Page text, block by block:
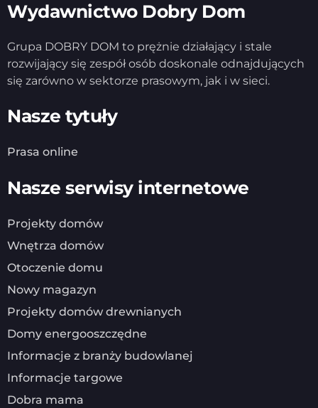
Wydawnictwo Dobry Dom
Grupa DOBRY DOM to prężnie działający i stale
rozwijający się zespół osób doskonale odnajdujących
się zarówno w sektorze prasowym, jak i w sieci.
Nasze tytuły
Prasa online
Nasze serwisy internetowe
Projekty domów
Wnętrza domów
Otoczenie domu
Nowy magazyn
Projekty domów drewnianych
Domy energooszczędne
Informacje z branży budowlanej
Informacje targowe
Dobra mama